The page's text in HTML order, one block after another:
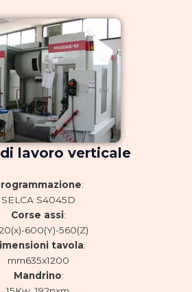
lavoro verticale
:
SELCA S4045D
Corse assi:
600(Y)-560(Z)
tavola:
mm635x1200
Mandrino: